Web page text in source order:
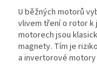
U běžných motorů
vlivem tření o rotor k
motorech jsou
magnety. Tím je
a invertorové motory